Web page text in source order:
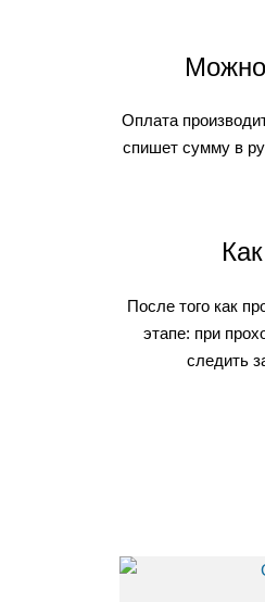
Можно
Оплата
спишет сумму в
После того как
этапе: при
следить